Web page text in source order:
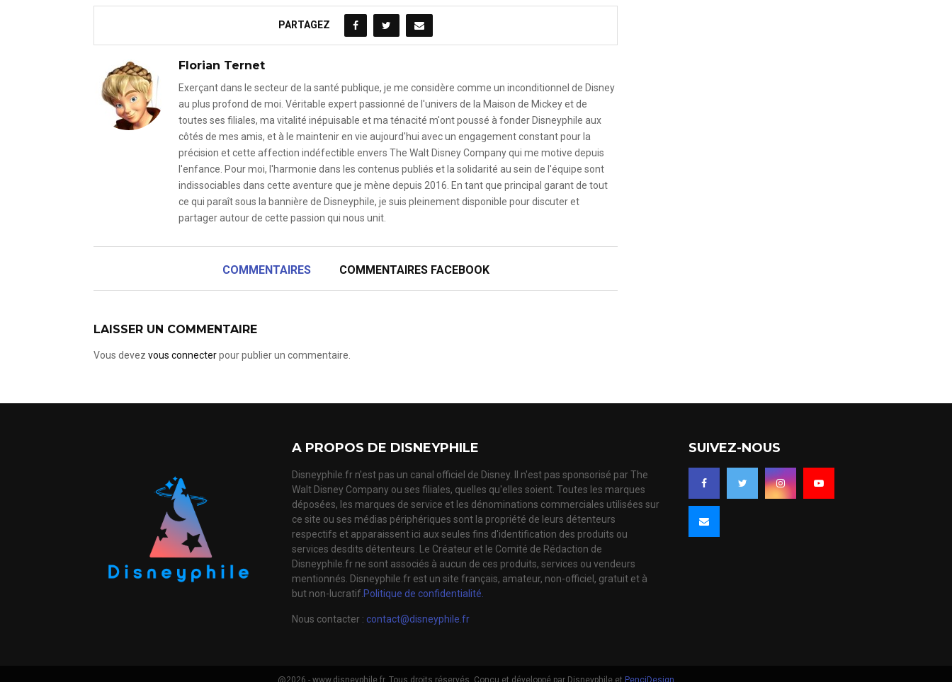
PARTAGEZ
Florian Ternet
Exerçant dans le secteur de la santé publique, je me considère comme un inconditionnel de Disney
au plus profond de moi. Véritable expert passionné de l'univers de la Maison de Mickey et de
toutes ses filiales, ma vitalité inépuisable et ma ténacité m'ont poussé à fonder Disneyphile aux
côtés de mes amis, et à le maintenir en vie aujourd'hui avec un engagement constant pour la
précision et cette affection indéfectible envers The Walt Disney Company qui me motive depuis
l'enfance. Pour moi, l'harmonie dans les contenus publiés et la solidarité au sein de l'équipe sont
indissociables dans cette aventure que je mène depuis 2016. En tant que principal garant de tout
ce qui paraît sous la bannière de Disneyphile, je suis pleinement disponible pour discuter et
partager autour de cette passion qui nous unit.
COMMENTAIRES COMMENTAIRES FACEBOOK
LAISSER UN COMMENTAIRE
Vous devez vous connecterpour publier un commentaire.
A PROPOS DE DISNEYPHILE
Disneyphile.fr n'est pas un canal officiel de Disney. Il n'est pas sponsorisé par The
Walt Disney Company ou ses filiales, quelles qu'elles soient. Toutes les marques
déposées, les marques de service et les dénominations commerciales utilisées sur
ce site ou ses médias périphériques sont la propriété de leurs détenteurs
respectifs et apparaissent ici aux seules fins d'identification des produits ou
services desdits détenteurs. Le Créateur et le Comité de Rédaction de
Disneyphile.fr ne sont associés à aucun de ces produits, services ou vendeurs
mentionnés. Disneyphile.fr est un site français, amateur, non-officiel, gratuit et à
but non-lucratif.Politique de confidentialité.
Nous contacter : contact@disneyphile.fr
SUIVEZ-NOUS